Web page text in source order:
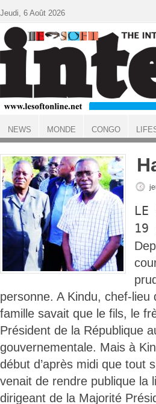
ACCUEIL
LE
19
personne. A Kindu, chef-
famille savait que le fils, le
Président de la République
gouvernementale. Mais à
début d’après midi que tout
venait de rendre publique la
dirigeant de la Majorité
Jeudi, 6 Août 2026
NEWS MONDE CONGO